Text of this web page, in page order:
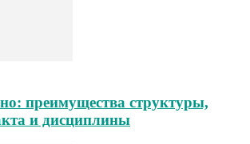
преимущества структуры,
и дисциплины